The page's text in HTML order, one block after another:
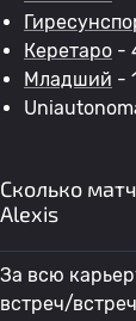
Керетаро -
Младший -
Сколько
Alexis
За всю
встреч/